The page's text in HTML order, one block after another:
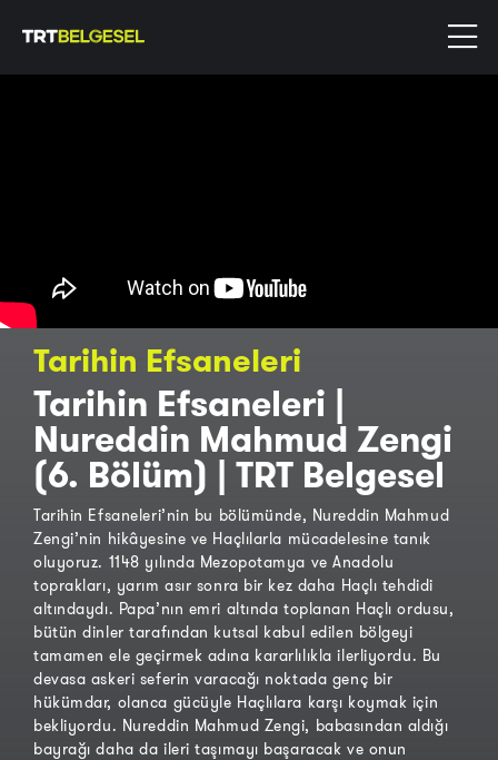
Tarihin Efsaneleri
Tarihin Efsaneleri |
Nureddin Mahmud Zengi
(6. Bölüm) | TRT Belgesel
Tarihin Efsaneleri’nin bu bölümünde, Nureddin Mahmud
Zengi’nin hikâyesine ve Haçlılarla mücadelesine tanık
oluyoruz. 1148 yılında Mezopotamya ve Anadolu
toprakları, yarım asır sonra bir kez daha Haçlı tehdidi
altındaydı. Papa’nın emri altında toplanan Haçlı ordusu,
bütün dinler tarafından kutsal kabul edilen bölgeyi
tamamen ele geçirmek adına kararlılıkla ilerliyordu. Bu
devasa askeri seferin varacağı noktada genç bir
hükümdar, olanca gücüyle Haçlılara karşı koymak için
bekliyordu. Nureddin Mahmud Zengi, babasından aldığı
bayrağı daha da ileri taşımayı başaracak ve onun